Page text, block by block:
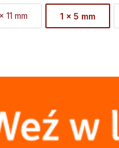
11 mm 1 x 5 mm